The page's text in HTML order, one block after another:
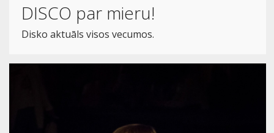
DISCO par mieru!
Disko aktuāls visos vecumos.